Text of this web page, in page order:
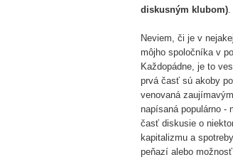
diskusným klubom).
Neviem, či je v
môjho spoločníka v
Každopádne, je to
prvá časť sú akoby
venovaná
napísaná populárno -
časť diskusie o
kapitalizmu a
peňazí alebo